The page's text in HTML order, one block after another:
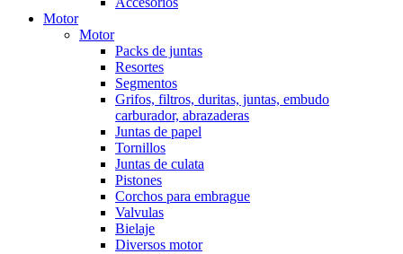
Motor
Motor
Packs de juntas
Resortes
Segmentos
Grifos, filtros, duritas, juntas, embudo
carburador, abrazaderas
Juntas de papel
Tornillos
Juntas de culata
Pistones
Corchos para embrague
Valvulas
Bielaje
Diversos motor